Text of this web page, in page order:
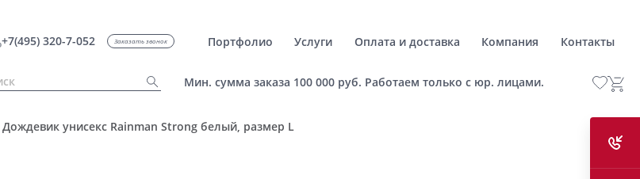
+7(495) 320-7-052 Заказать звонок Портфолио Услуги Оплата и доставка Компания Контакты
Мин. сумма заказа 100 000 руб. Работаем только с юр. лицами.
Дождевик унисекс Rainman Strong белый, размер L